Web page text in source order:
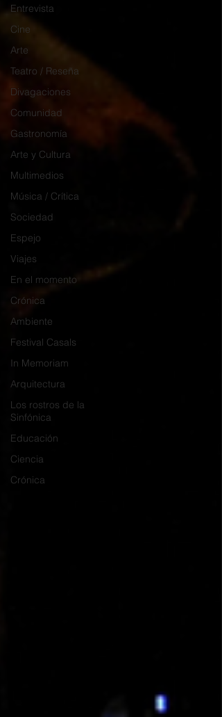
Entrevista
Cine
Arte
Teatro / Reseña
Divagaciones
Comunidad
Gastronomía
Arte y Cultura
Multimedios
Música / Crítica
Sociedad
Espejo
Viajes
En el momento
Crónica
Ambiente
Festival Casals
In Memoriam
Arquitectura
Los rostros de la
Sinfónica
Educación
Ciencia
Crónica